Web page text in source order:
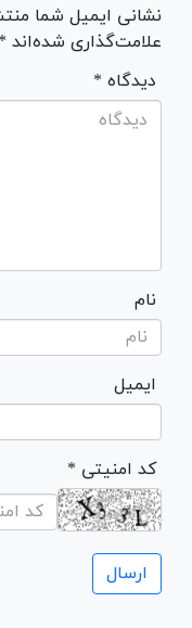
نشانی ایمیل شما
علامت‌گذاری شده‌اند *
* دیدگاه
نام
ایمیل
* کد امنیتی